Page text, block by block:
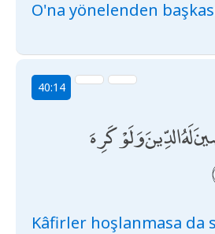
O'na yönelenden
40:14
لَهُ الدِّينَ وَلَوْ كَرِهَ
Kâfirler hoşlanmasa da